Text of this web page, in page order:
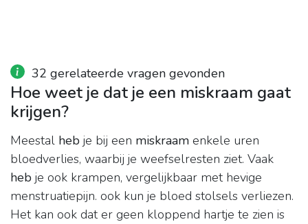
32 gerelateerde vragen gevonden
Hoe weet je dat je een miskraam gaat
krijgen?
Meestal heb je bij een miskraam enkele uren
bloedverlies, waarbij je weefselresten ziet. Vaak
heb je ook krampen, vergelijkbaar met hevige
menstruatiepijn. ook kun je bloed stolsels verliezen.
Het kan ook dat er geen kloppend hartje te zien is